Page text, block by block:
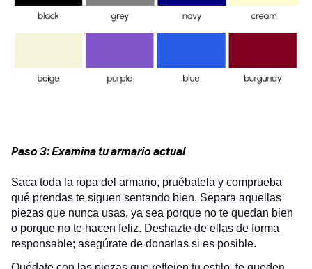
Paso 3: Examina tu armario actual
Saca toda la ropa del armario, pruébatela y comprueba
qué prendas te siguen sentando bien. Separa aquellas
piezas que nunca usas, ya sea porque no te quedan bien
o porque no te hacen feliz. Deshazte de ellas de forma
responsable; asegúrate de donarlas si es posible.